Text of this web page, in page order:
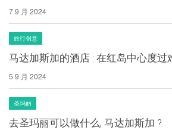
7 9 月 2024
旅行创意
马达加斯加的酒店 : 在红岛中心度过
5 9 月 2024
圣玛丽
去圣玛丽可以做什么, 马达加斯加 ?